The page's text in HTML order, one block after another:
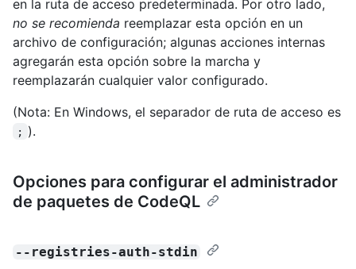
en la ruta de acceso predeterminada. Por otro lado,
no se recomienda reemplazar esta opción en un
archivo de configuración; algunas acciones internas
agregarán esta opción sobre la marcha y
reemplazarán cualquier valor configurado.
(Nota: En Windows, el separador de ruta de acceso es
; ).
Opciones para configurar el administrador
de paquetes de CodeQL
--registries-auth-stdin